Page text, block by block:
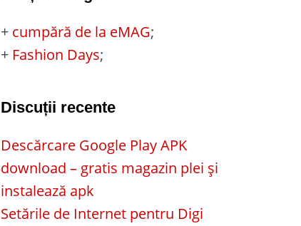
+ cumpără de la eMAG;
+ Fashion Days;
Discuții recente
Descărcare Google Play APK
download – gratis magazin plei și
instalează apk
Setările de Internet pentru Digi